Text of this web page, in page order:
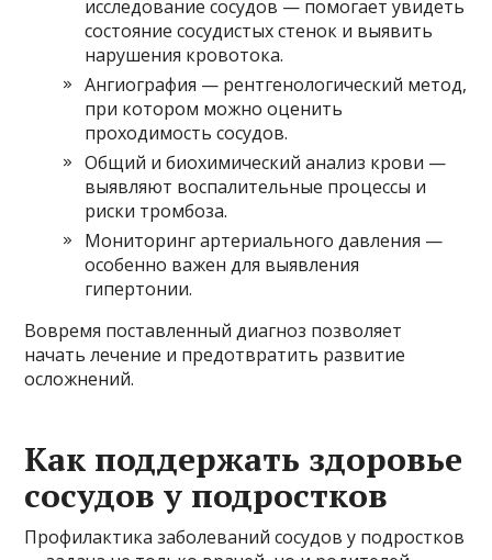
исследование сосудов — помогает увидеть
состояние сосудистых стенок и выявить
нарушения кровотока.
Ангиография — рентгенологический метод,
при котором можно оценить
проходимость сосудов.
Общий и биохимический анализ крови —
выявляют воспалительные процессы и
риски тромбоза.
Мониторинг артериального давления —
особенно важен для выявления
гипертонии.
Вовремя поставленный диагноз позволяет
начать лечение и предотвратить развитие
осложнений.
Как поддержать здоровье
сосудов у подростков
Профилактика заболеваний сосудов у подростков